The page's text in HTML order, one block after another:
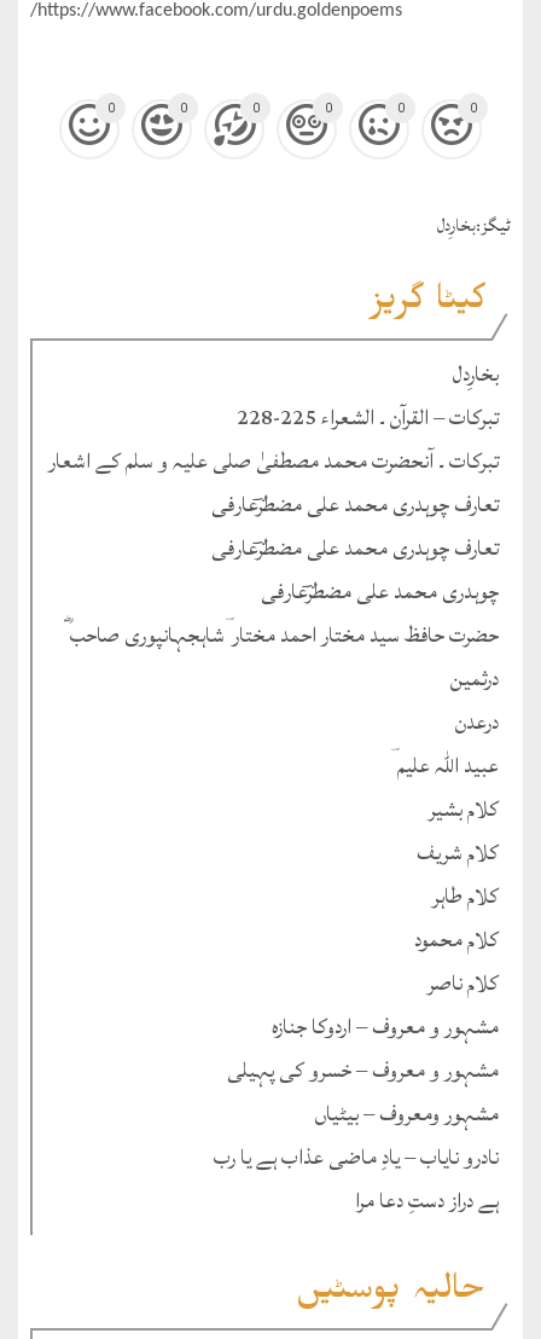
https://www.facebook.com/urdu.goldenpoems/
0 0 0 0 0 0
ٹيگز:بخارِدل
کیٹا گریز
بخارِدل
تبرکات – القرآن ۔ الشعراء 225-228
تبرکات ۔ آنحضرت محمد مصطفیٰ صلی علیہ و سلم کے اشعار
تعارف چوہدری محمد علی مضطرؔعارفی
تعارف چوہدری محمد علی مضطرؔعارفی
چوہدری محمد علی مضطرؔعارفی
حضرت حافظ سید مختار احمد مختار ؔشاہجہانپوری صاحب ؓ
درثمین
درعدن
عبید اللہ علیم ؔ
کلام بشیر
کلام شریف
کلام طاہر
کلام محمود
کلام ناصر
مشہور و معروف – اردوکا جنازہ
مشہور و معروف – خسرو کی پہیلی
مشہور ومعروف – بیٹیاں
نادرو نایاب – یادِ ماضی عذاب ہے یا رب
ہے دراز دستِ دعا مرا
حالیہ پوسٹیں